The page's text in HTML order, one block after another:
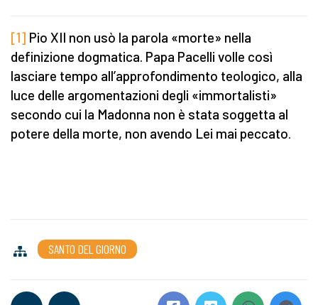
[1] Pio XII non usò la parola «morte» nella
definizione dogmatica. Papa Pacelli volle così
lasciare tempo all’approfondimento teologico, alla
luce delle argomentazioni degli «immortalisti»
secondo cui la Madonna non è stata soggetta al
potere della morte, non avendo Lei mai peccato.
SANTO DEL GIORNO